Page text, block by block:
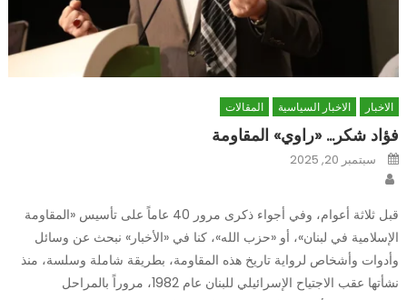
الاخبار الاخبار السياسية المقالات
فؤاد شكر… «راوي» المقاومة
Posted
onسبتمبر 20, 2025
قبل ثلاثة أعوام، وفي أجواء ذكرى مرور 40 عاماً على تأسيس «المقاومة
الإسلامية في لبنان»، أو «حزب الله»، كنا في «الأخبار» نبحث عن وسائل
وأدوات وأشخاص لرواية تاريخ هذه المقاومة، بطريقة شاملة وسلسة، منذ
نشأتها عقب الاجتياح الإسرائيلي للبنان عام 1982، مروراً بالمراحل